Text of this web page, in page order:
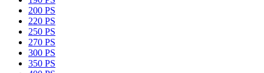
200 PS
220 PS
250 PS
270 PS
300 PS
350 PS